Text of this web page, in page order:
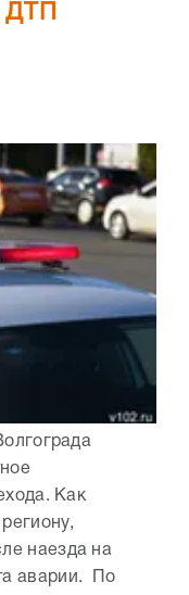
Как
наезда на
аварии. По